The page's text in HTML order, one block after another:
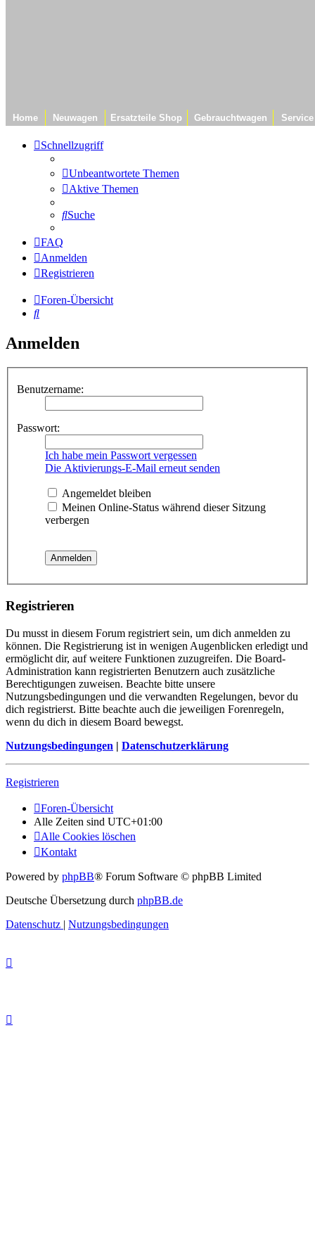
Home Neuwagen Ersatzteile Shop Gebrauchtwagen Service
Schnellzugriff
Unbeantwortete Themen
Aktive Themen
Suche
FAQ
Anmelden
Registrieren
Foren-Übersicht
Suche
Anmelden
Benutzername:
Passwort:
Ich habe mein Passwort vergessen
Die Aktivierungs-E-Mail erneut senden
Angemeldet bleiben
Meinen Online-Status während dieser Sitzung
verbergen
Registrieren
Du musst in diesem Forum registriert sein, um dich anmelden zu
können. Die Registrierung ist in wenigen Augenblicken erledigt und
ermöglicht dir, auf weitere Funktionen zuzugreifen. Die Board-
Administration kann registrierten Benutzern auch zusätzliche
Berechtigungen zuweisen. Beachte bitte unsere
Nutzungsbedingungen und die verwandten Regelungen, bevor du
dich registrierst. Bitte beachte auch die jeweiligen Forenregeln,
wenn du dich in diesem Board bewegst.
Nutzungsbedingungen | Datenschutzerklärung
Registrieren
Foren-Übersicht
Alle Zeiten sind UTC+01:00
Alle Cookies löschen
Kontakt
Powered by phpBB® Forum Software © phpBB Limited
Deutsche Übersetzung durch phpBB.de
Datenschutz | Nutzungsbedingungen